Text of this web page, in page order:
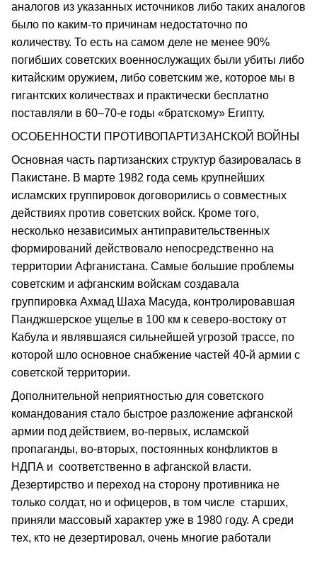
аналогов из указанных источников либо таких аналогов
было по каким-то причинам недостаточно по
количеству. То есть на самом деле не менее 90%
погибших советских военнослужащих были убиты либо
китайским оружием, либо советским же, которое мы в
гигантских количествах и практически бесплатно
поставляли в 60–70-е годы «братскому» Египту.
ОСОБЕННОСТИ ПРОТИВОПАРТИЗАНСКОЙ ВОЙНЫ
Основная часть партизанских структур базировалась в
Пакистане. В марте 1982 года семь крупнейших
исламских группировок договорились о совместных
действиях против советских войск. Кроме того,
несколько независимых антиправительственных
формирований действовало непосредственно на
территории Афганистана. Самые большие проблемы
советским и афганским войскам создавала
группировка Ахмад Шаха Масуда, контролировавшая
Панджшерское ущелье в 100 км к северо-востоку от
Кабула и являвшаяся сильнейшей угрозой трассе, по
которой шло основное снабжение частей 40-й армии с
советской территории.
Дополнительной неприятностью для советского
командования стало быстрое разложение афганской
армии под действием, во-первых, исламской
пропаганды, во-вторых, постоянных конфликтов в
НДПА и соответственно в афганской власти.
Дезертирство и переход на сторону противника не
только солдат, но и офицеров, в том числе старших,
приняли массовый характер уже в 1980 году. А среди
тех, кто не дезертировал, очень многие работали